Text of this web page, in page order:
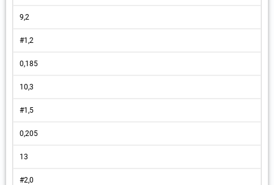
9,2
#1,2
0,185
10,3
#1,5
0,205
13
#2,0